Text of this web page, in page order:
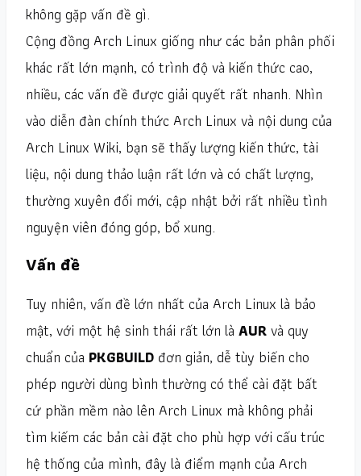
không gặp vấn đề gì.
Cộng đồng Arch Linux giống như các bản phân phối
khác rất lớn mạnh, có trình độ và kiến thức cao,
nhiều, các vấn đề được giải quyết rất nhanh. Nhìn
vào diễn đàn chính thức Arch Linux và nội dung của
Arch Linux Wiki, bạn sẽ thấy lượng kiến thức, tài
liệu, nội dung thảo luận rất lớn và có chất lượng,
thường xuyên đổi mới, cập nhật bởi rất nhiều tình
nguyện viên đóng góp, bổ xung.
Vấn đề
Tuy nhiên, vấn đề lớn nhất của Arch Linux là bảo
mật, với một hệ sinh thái rất lớn là AURvà quy
chuẩn của PKGBUILD đơn giản, dễ tùy biến cho
phép người dùng bình thường có thể cài đặt bất
cứ phần mềm nào lên Arch Linux mà không phải
tìm kiếm các bản cài đặt cho phù hợp với cấu trúc
hệ thống của mình, đây là điểm mạnh của Arch